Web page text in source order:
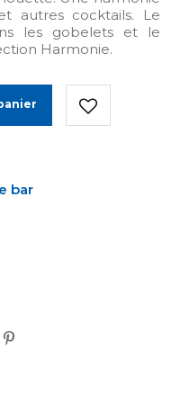
autres cocktails. Le
les gobelets et le
Harmonie.
bar